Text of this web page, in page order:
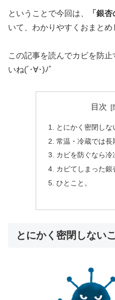
ということで今回は、 「銀
いて、わかりやすくおまとめ
この記事を読んでカビを防
いね(´･∀･)ﾉﾟ
目次
とにかく密閉しな
常温・冷蔵では長
カビを防ぐなら冷
カビてしまった銀
ひとこと。
とにかく密閉しない